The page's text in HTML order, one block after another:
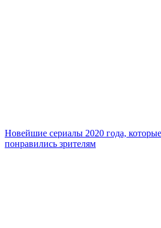
Новейшие сериалы 2020 года,
понравились зрителям